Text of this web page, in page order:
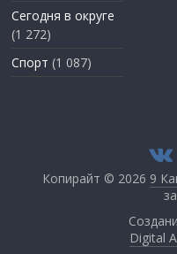
Сегодня в округе
(1 272)
Спорт (1 087)
Копирайт © 2026 9
Digital